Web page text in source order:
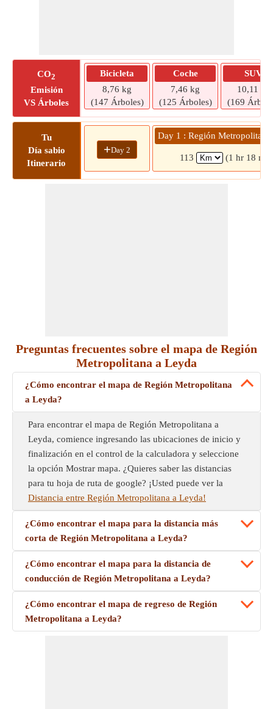
CO2
Emisión
VS Árboles
Bicicleta
8,76 kg
(147 Árboles)
Coche
7,46 kg
(125 Árboles)
SUV
10,11 kg
(169
Tu
Día sabio
Itinerario
+Day 2
Day 1 : Región
113 (1 hr 18
Preguntas frecuentes sobre el mapa de Región
Metropolitana a Leyda
¿Cómo encontrar el mapa de Región Metropolitana
a Leyda?
Para encontrar el mapa de Región Metropolitana a
Leyda, comience ingresando las ubicaciones de inicio y
finalización en el control de la calculadora y seleccione
la opción Mostrar mapa. ¿Quieres saber las distancias
para tu hoja de ruta de google? ¡Usted puede ver la
Distancia entre Región Metropolitana a Leyda!
¿Cómo encontrar el mapa para la distancia más
corta de Región Metropolitana a Leyda?
¿Cómo encontrar el mapa para la distancia de
conducción de Región Metropolitana a Leyda?
¿Cómo encontrar el mapa de regreso de Región
Metropolitana a Leyda?